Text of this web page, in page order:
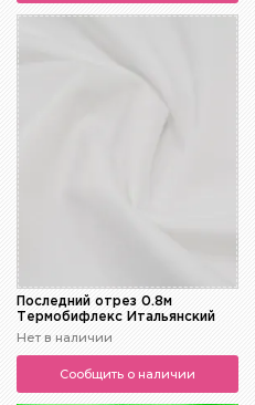
Последний отрез 0.8м
Термобифлекс Итальянский
Нет в наличии
Сообщить о наличии